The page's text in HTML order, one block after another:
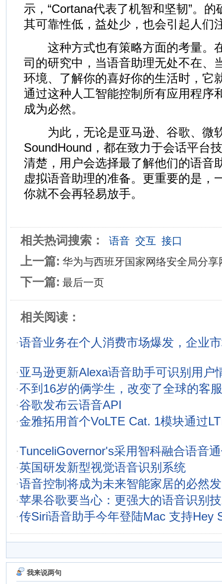
示，“Cortana代表了机智和坚韧”。
其可靠性低，益处少，也会引起人们
这种方式也有策略方面的考量。
司的研究中，当语音助理无处不在、
环境、了解你的喜好你的生活时，它
通过这种人工智能控制所有应用程序
成为必然。
为此，无论是亚马逊、谷歌、微
SoundHound，都在致力于会话平台
清楚，用户会选择最了解他们的语音
虚拟语音助理的准备。更重要的是，
你就不会再轻易放手。
相关热词搜索： 语音 交互 接口
上一篇: 华为与西班牙国家网络安全局分享
下一篇: 最后一页
相关阅读：
·语音业务在个人消费市场爆发，企业
·亚马逊更新Alexa语音助手可识别用户
·不到16岁的俩学生，改变了全球的客
·谷歌发布云语音API
·金雅拓用首个VoLTE Cat. 1模块通过
·TunceliGovernor's采用智科融合语音
·英国研发新型视觉语音识别系统
·语音控制将成为未来智能家居的必然
·苹果谷歌要当心：更强大的语音识别
·传Siri语音助手今年登陆Mac 支持Hey